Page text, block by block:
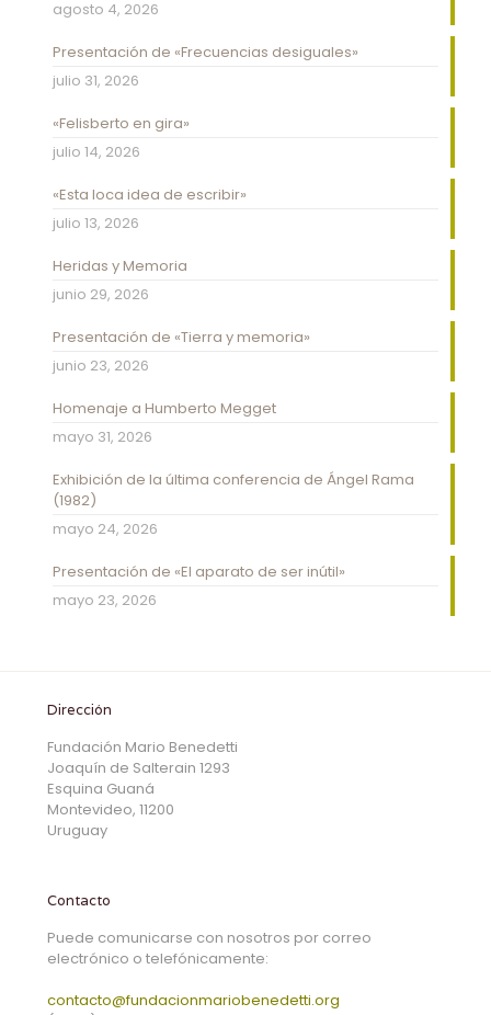
agosto 4, 2026
Presentación de «Frecuencias desiguales»
julio 31, 2026
«Felisberto en gira»
julio 14, 2026
«Esta loca idea de escribir»
julio 13, 2026
Heridas y Memoria
junio 29, 2026
Presentación de «Tierra y memoria»
junio 23, 2026
Homenaje a Humberto Megget
mayo 31, 2026
Exhibición de la última conferencia de Ángel Rama
(1982)
mayo 24, 2026
Presentación de «El aparato de ser inútil»
mayo 23, 2026
Dirección
Fundación Mario Benedetti
Joaquín de Salterain 1293
Esquina Guaná
Montevideo, 11200
Uruguay
Contacto
Puede comunicarse con nosotros por correo
electrónico o telefónicamente:
contacto@fundacionmariobenedetti.org